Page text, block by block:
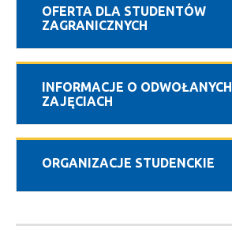
OFERTA DLA STUDENTÓW
ZAGRANICZNYCH
INFORMACJE O ODWOŁANYCH
ZAJĘCIACH
ORGANIZACJE STUDENCKIE